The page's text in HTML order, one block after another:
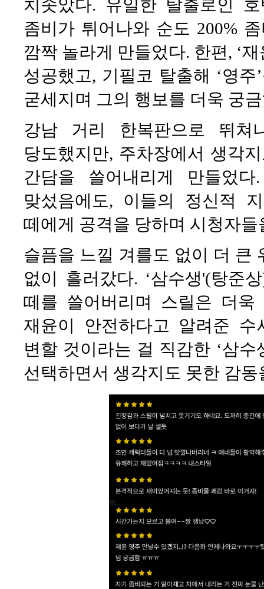
치솟았다. 유일한 탈출로인
좀비가 튀어나와 순도 200%
깜짝 놀라게 만들었다. 한편, ‘
성공했고, 기필코 탈출해 ‘영주
굳세지며 그의 행보를 더욱 궁
강남 거리 한복판으로 뛰쳐
당도했지만, 주차장에서 생각
간담을 쓸어내리게 만들었
맞섰음에도, 이들의 정신적
떼에게 공격을 당하며 시청자
슬픔을 느낄 겨를도 없이 더 큰
없이 흘러갔다. ‘삼수생'(탕준
떼를 쓸어버리며 스릴은 더욱
재윤이 안전하다고 알려준
변할 것이라는 걸 직감한 ‘삼수
선택하면서 생각지도 못한 감